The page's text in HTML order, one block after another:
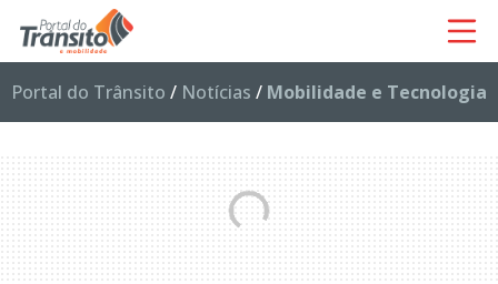
Portal do Trânsito / Notícias / Mobilidade e Tecnologia